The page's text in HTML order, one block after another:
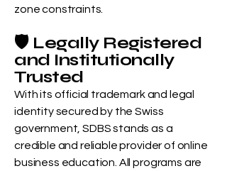
zone constraints.
🛡️ Legally Registered
and Institutionally
Trusted
With its official trademark and legal
identity secured by the Swiss
government, SDBS stands as a
credible and reliable provider of online
business education. All programs are